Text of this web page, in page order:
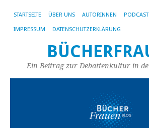
STARTSEITE ÜBER UNS AUTORINNEN PODCAST
IMPRESSUM DATENSCHUTZERKLÄRUNG
Ein Beitrag zur Debattenkultur in